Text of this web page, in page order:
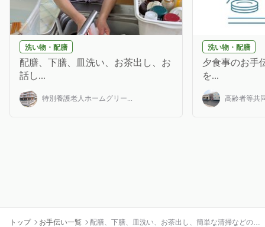
洗い物・配膳
配膳、下膳、皿洗い、お茶出し、お
話し...
特別養護老人ホームグリー...
洗い物・配膳
夕食事のお手
を...
高齢者等共
トップ お手伝い一覧
配膳、下膳、皿洗い、お茶出し、簡単な清掃などの補